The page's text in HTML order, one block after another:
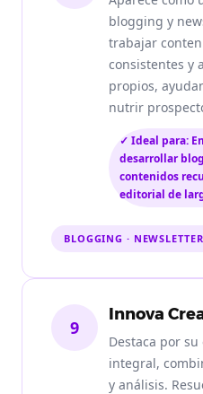
blogging y
trabajar
consistentes y
propios,
nutrir
✓ Ideal para:
desarrollar
contenidos
editorial de
BLOGGING ·
9
Innova
Destaca por
integral,
y análisis.